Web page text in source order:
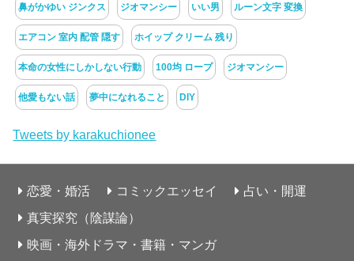
鼻がかゆい ジンクス ジオマンシー いい男 ルーン文字 変換
エアコン 室内 配管 隠す ホイップ クリーム 残り
本命の女性にしかしない行動 100均 ロープ ジオマンシー
他愛もない話 夢中になれること DIY
Tweets by karakuchionee
恋愛・婚活 コミックエッセイ
占い・開運
真実探究（陰謀論）
映画・海外ドラマ・書籍・マンガ